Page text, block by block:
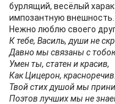
бурлящий, весёлый
импозантную внешность.
Нежно люблю своего
К тебе, Василь, души не
Давно мы связаны с
Умен ты, статен и красив,
Как Цицерон, красноречив.
Твой стих душой мы
Поэтов лучших мы не